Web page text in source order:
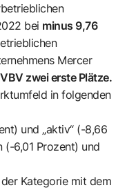
bei minus 9,76
Mercer
zwei erste Plätze.
in folgenden
und „aktiv“ (-8,66
(-6,01 Prozent) und
Kategorie mit dem